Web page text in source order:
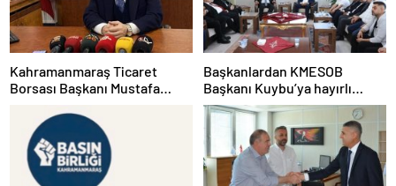
Kahramanmaraş Ticaret
Borsası Başkanı Mustafa
Narlı;“Aile kurumunun temel
direği olan babalarımız, sevgi
ve fedakârlığın en güçlü
temsilcileridir”
Başkanlardan KMESOB
Başkanı Kuybu’ya hayırlı
olsun ziyareti